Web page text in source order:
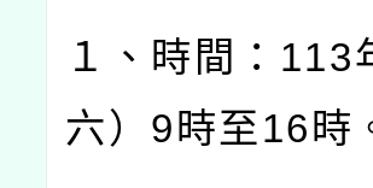
１、時間： 113
六） 9 時至16 時